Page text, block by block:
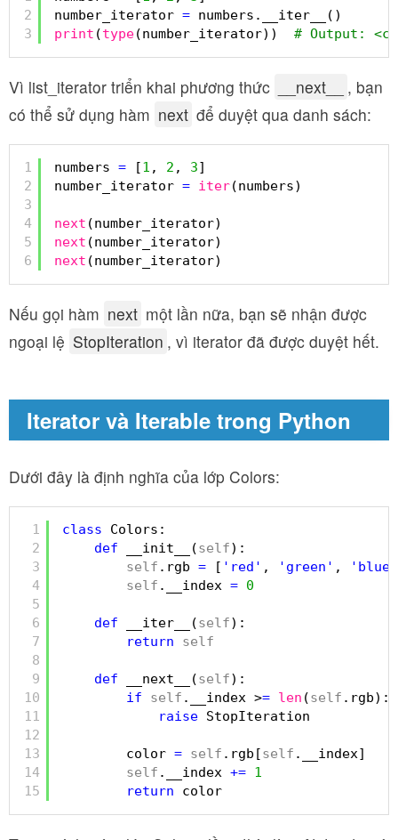
2
3
number_iterator = numbers.__iter__()
print (type(number_iterator)) # Output:
Vì list_iterator triển khai phương thức __next__
, bạn
có thể sử dụng hàm next để duyệt qua danh sách:
1
2
3
4
5
6
numbers = [1 , 2 , 3]
number_iterator = iter(numbers)
next (number_iterator)
next (number_iterator)
next (number_iterator)
Nếu gọi hàm next một lần nữa, bạn sẽ nhận được
ngoại lệ StopIteration , vì iterator đã được duyệt hết.
Iterator và Iterable trong Python
Dưới đây là định nghĩa của lớp Colors:
1
2
3
4
5
6
7
8
9
10
11
12
13
14
15
class
Colors:
def
__init__(self):
self .rgb = [ 'red' , 'green' ,
'blue'
self .__index = 0
def __iter__(self):
return
self
def __next__(self):
if
self .__index >= len (self .rgb):
raise StopIteration
color = self .rgb[self .__index]
self .__index += 1
return
color